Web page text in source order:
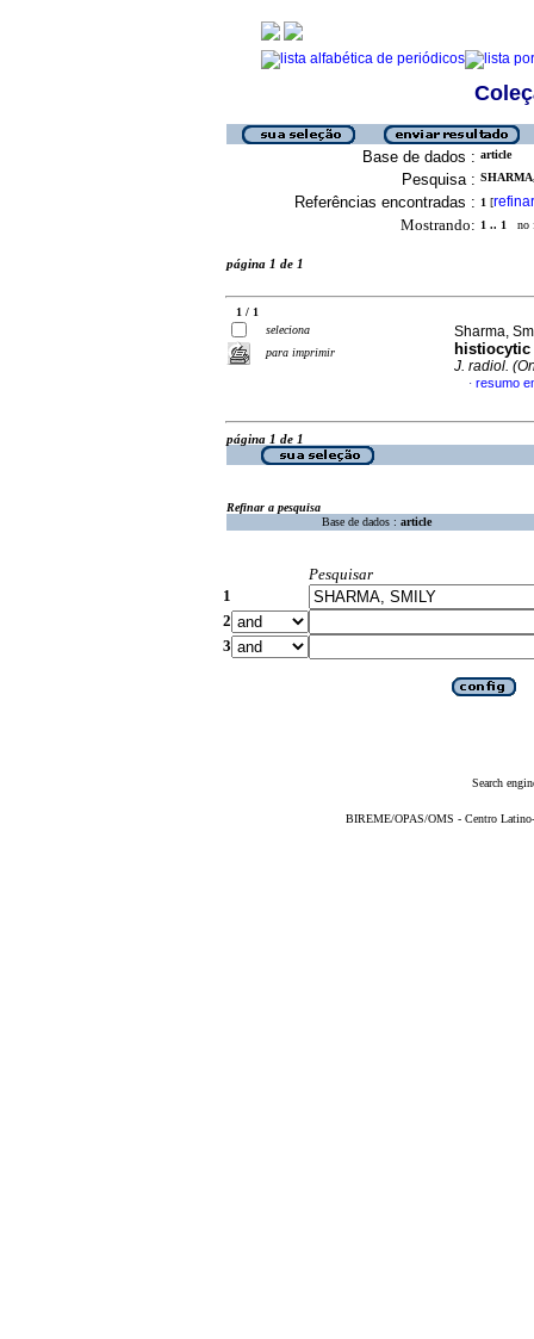
Base de dados : article
Pesquisa :
Referências encontradas : 1 [refinar
Mostrando: 1 .. 1 no
página 1 de 1
1 / 1
seleciona
para imprimir
Sharma,
J. radiol.
· resumo
página 1 de 1
Refinar a pesquisa
Base de dados : article
Pesquisar
1
2
3
Search
BIREME/OPAS/OMS - Centro Latino-